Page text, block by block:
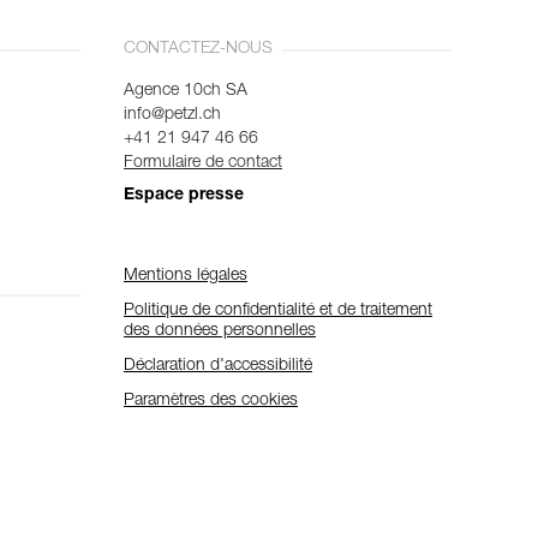
CONTACTEZ-NOUS
Agence 10ch SA
info@petzl.ch
+41 21 947 46 66
Formulaire de contact
Espace presse
Mentions légales
Politique de confidentialité et de traitement
des données personnelles
Déclaration d'accessibilité
Paramètres des cookies